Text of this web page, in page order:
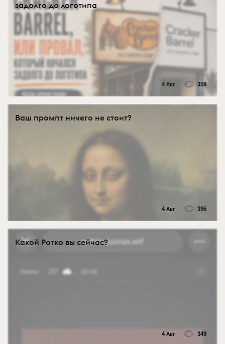
задолго до логотипа
4 Авг 359
Ваш промпт ничего не стоит?
4 Авг 396
Какой Ротко вы сейчас?
4 Авг 349